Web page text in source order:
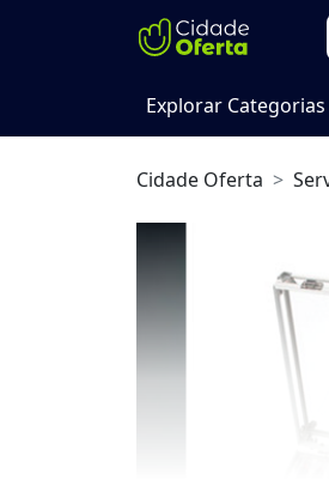
Explorar Categorias
Cidade Oferta